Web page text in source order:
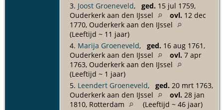
3. Joost Groeneveld, ged. 15 jul 1759,
Ouderkerk aan den IJssel
ovl. 12 dec
1770, Ouderkerk aan den IJssel
(Leeftijd ~ 11 jaar)
4. Marija Groeneveld, ged. 16 aug 1761,
Ouderkerk aan den IJssel
ovl. 7 apr
1763, Ouderkerk aan den IJssel
(Leeftijd ~ 1 jaar)
5. Leendert Groeneveld, ged. 20 mrt 1763,
Ouderkerk aan den IJssel
ovl. 28 jan
1810, Rotterdam
(Leeftijd ~ 46 jaar)